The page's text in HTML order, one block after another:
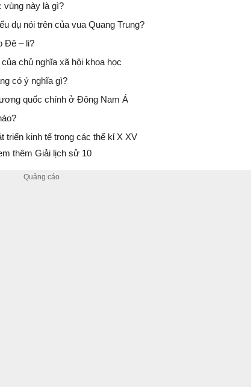
vùng này là gì?
dụ nói trên của vua Quang Trung?
Đê – li?
chủ nghĩa xã hội khoa học
có ý nghĩa gì?
quốc chính ở Đông Nam Á
triển kinh tế trong các thế kỉ X XV
thêm Giải lịch sử 10